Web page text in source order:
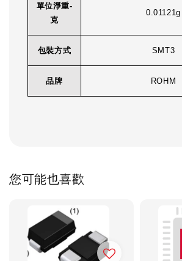
單位淨重-
克
0.01121g
包裝方式 SMT3
品牌 ROHM
您可能也喜歡